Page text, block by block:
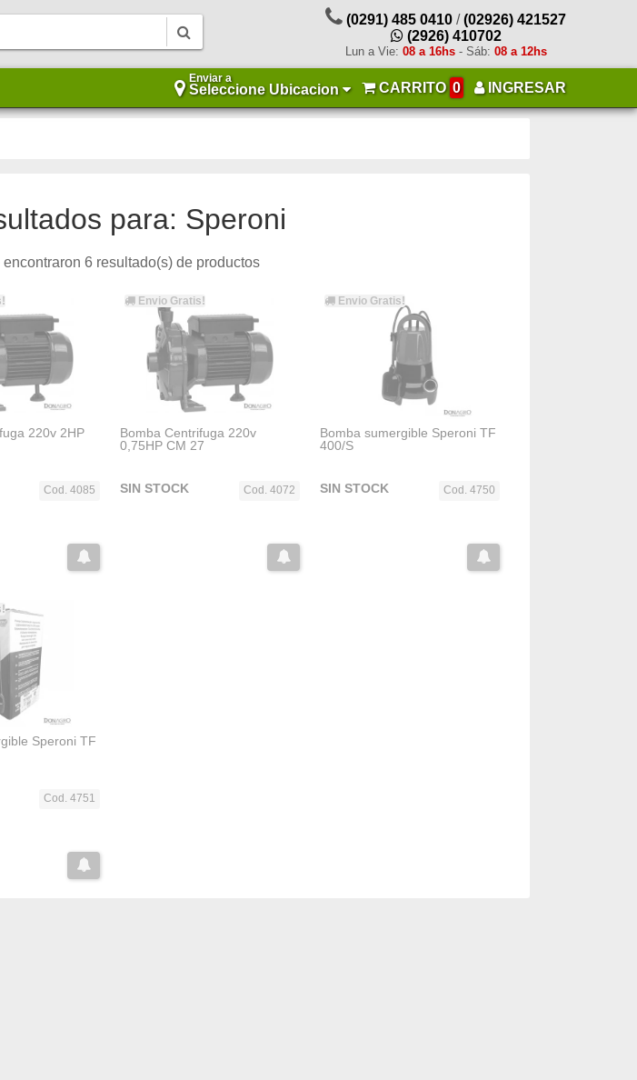
(0291) 485 0410 /(02926) 421527
(2926) 410702
Lun a Vie: 08 a 16hs- Sáb: 08 a 12hs
Enviar a
Seleccione Ubicacion CARRITO 0 INGRESAR
para: Speroni
encontraron 6 resultado(s) de productos
220v 2HP
Cod. 4085
Envio Gratis!
Bomba Centrifuga 220v
0,75HP CM 27
Cod. 4072
SIN STOCK
Envio Gratis!
Bomba sumergible Speroni TF
400/S
Cod. 4750
SIN STOCK
Speroni TF
Cod. 4751